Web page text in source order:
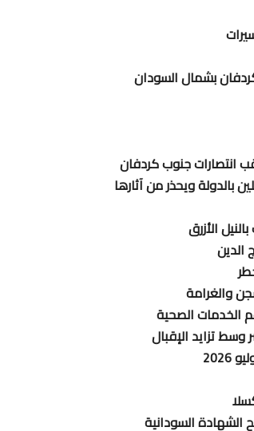
بشمال السودان
بالدولة ويحذر من آثارها
والغرامة
الخدمات الصحية
تزايد الإقبال